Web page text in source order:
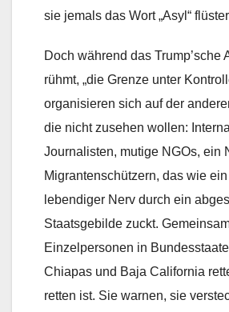
sie jemals das Wort „Asyl“
Doch während das Trump’sche
rühmt, „die Grenze unter
organisieren sich auf der
die nicht zusehen wollen:
Journalisten, mutige NGOs, ein
Migrantenschützern, das wie
lebendiger Nerv durch ein
Staatsgebilde zuckt.
Einzelpersonen in
Chiapas und Baja California
retten ist. Sie warnen, sie